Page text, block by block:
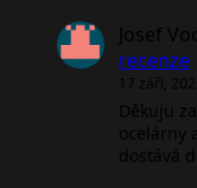
Josef
recenze
17 září,
Děkuju
ocelárny
dostává